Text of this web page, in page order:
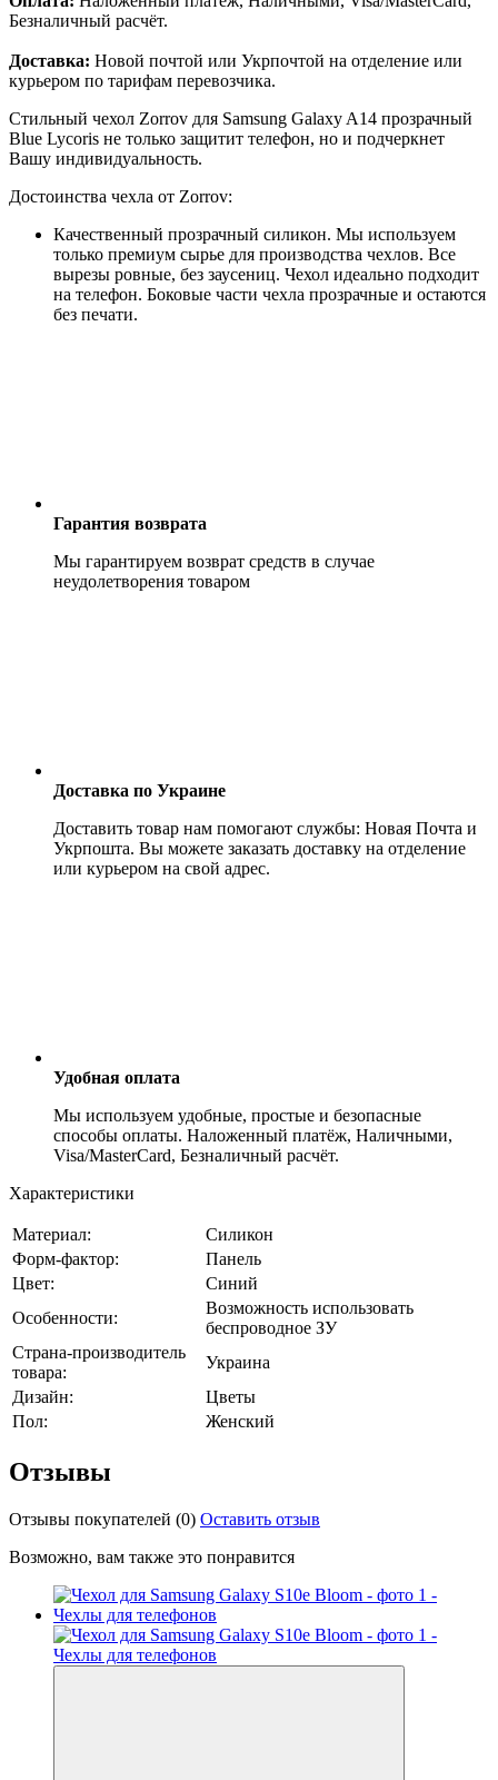
Безналичный расчёт.
Доставка: Новой почтой или Укрпочтой на отделение или
курьером по тарифам перевозчика.
Стильный чехол Zorrov для Samsung Galaxy A14 прозрачный
Blue Lycoris не только защитит телефон, но и подчеркнет
Вашу индивидуальность.
Достоинства чехла от Zorrov:
Качественный прозрачный силикон. Мы используем
только премиум сырье для производства чехлов. Все
вырезы ровные, без заусениц. Чехол идеально подходит
на телефон. Боковые части чехла прозрачные и остаются
без печати.
Гарантия возврата
Мы гарантируем возврат средств в случае
неудолетворения товаром
Доставка по Украине
Доставить товар нам помогают службы: Новая Почта и
Укрпошта. Вы можете заказать доставку на отделение
или курьером на свой адрес.
Удобная оплата
Мы используем удобные, простые и безопасные
способы оплаты. Наложенный платёж, Наличными,
Visa/MasterCard, Безналичный расчёт.
Характеристики
Материал:
Силикон
Форм-фактор:
Панель
Цвет:
Синий
Особенности:
Возможность использовать
беспроводное ЗУ
Страна-производитель
товара:
Украина
Дизайн:
Цветы
Пол:
Женский
Отзывы
Отзывы покупателей (0) Оставить отзыв
Возможно, вам также это понравится